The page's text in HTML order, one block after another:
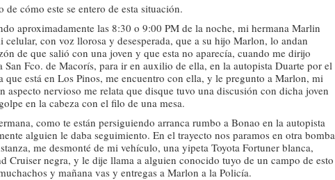
cómo este se entero de esta situación.
aproximadamente las 8:30 o 9:00 PM de la noche, mi hermana Marlin
con voz llorosa y desesperada, que a su hijo Marlon, lo andan
de que salió con una joven y que esta no aparecía, cuando me dirijo
Fco. de Macorís, para ir en auxilio de ella, en la autopista Duarte por el
que está en Los Pinos, me encuentro con ella, y le pregunto a Marlon, mi
aspecto nervioso me relata que disque tuvo una discusión con dicha joven
en la cabeza con el filo de una mesa.
como te están persiguiendo arranca rumbo a Bonao en la autopista
alguien le daba seguimiento. En el trayecto nos paramos en otra bomba
me desmonté de mi vehículo, una yipeta Toyota Fortuner blanca,
Cruiser negra, y le dije llama a alguien conocido tuyo de un campo de esto
y mañana vas y entregas a Marlon a la Policía.